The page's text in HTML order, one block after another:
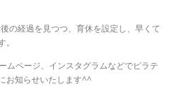
の経過を見つつ、育休を設定し、早くて
ムページ、インスタグラムなどでピラテ
お知らせいたします^^